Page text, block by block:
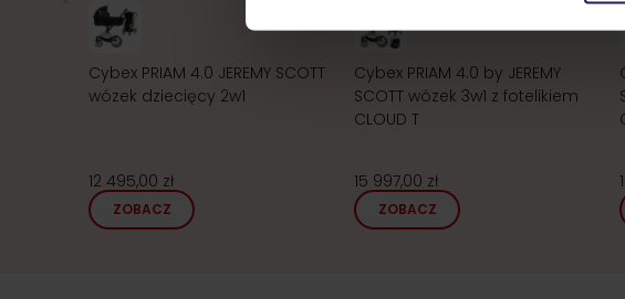
Cybex PRIAM 4.0 JEREMY SCOTT
wózek dziecięcy 2w1
12 495,00 zł
ZOBACZ
Cybex PRIAM 4.0 by JEREMY
SCOTT wózek 3w1 z fotelikiem
CLOUD T
15 997,00 zł
ZOBACZ